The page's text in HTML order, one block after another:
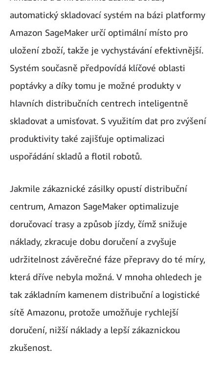
automatický skladovací systém na bázi platformy
Amazon SageMaker určí optimální místo pro
uložení zboží, takže je vychystávání efektivnější.
Systém současně předpovídá klíčové oblasti
poptávky a díky tomu je možné produkty v
hlavních distribučních centrech inteligentně
skladovat a umisťovat. S využitím dat pro zvýšení
produktivity také zajišťuje optimalizaci
uspořádání skladů a flotil robotů.
Jakmile zákaznické zásilky opustí distribuční
centrum, Amazon SageMaker optimalizuje
doručovací trasy a způsob jízdy, čímž snižuje
náklady, zkracuje dobu doručení a zvyšuje
udržitelnost závěrečné fáze přepravy do té míry,
která dříve nebyla možná. V mnoha ohledech je
tak základním kamenem distribuční a logistické
sítě Amazonu, protože umožňuje rychlejší
doručení, nižší náklady a lepší zákaznickou
zkušenost.